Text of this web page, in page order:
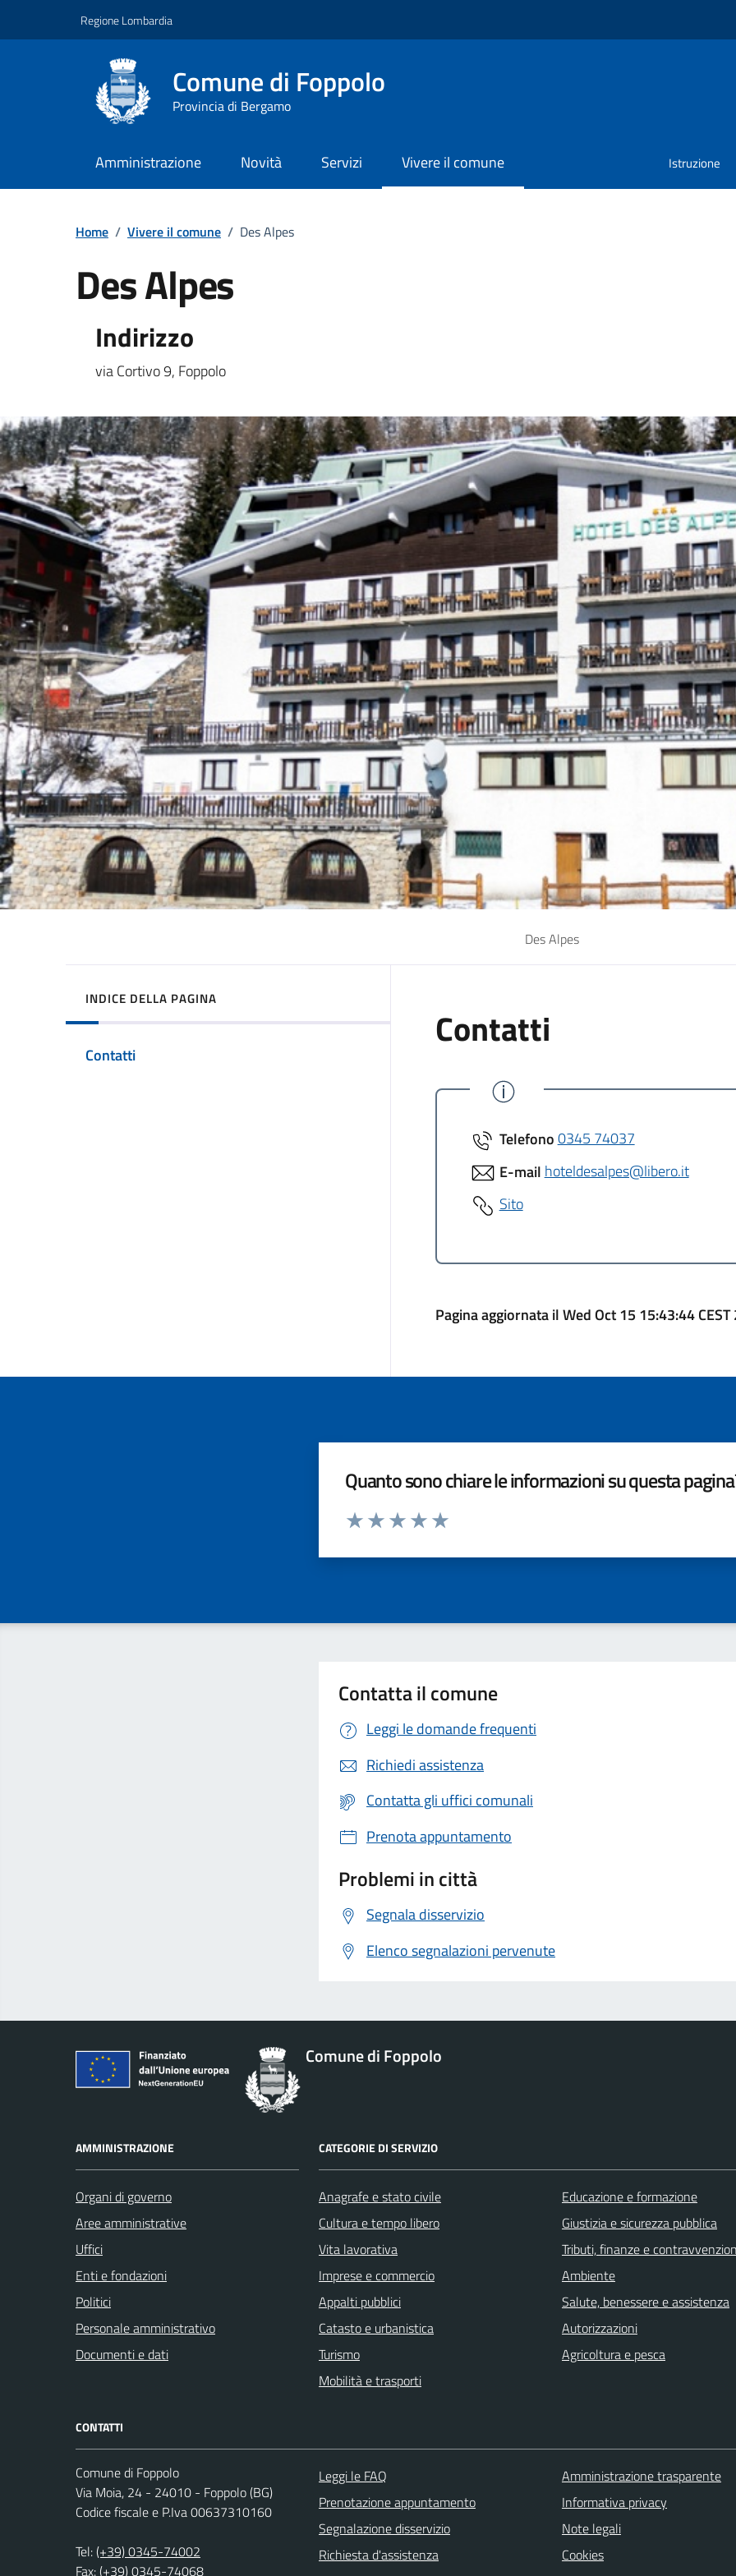
Regione Lombardia
Comune di Foppolo
Provincia di Bergamo
Amministrazione Novità Servizi Vivere il comune Istruzione
Dettagli dell'ufficio
Home / Vivere il comune / Des Alpes
Des Alpes
Indirizzo
via Cortivo 9, Foppolo
Des Alpes
INDICE DELLA PAGINA
Contatti
Contatti
Telefono0345 74037
E-mailhoteldesalpes@libero.it
Sito
Pagina aggiornata il Wed Oct 15 15:43:44
Quanto sono chiare le informazioni su questa
Valuta da 1 a 5 stelle la pagina
Contatta il comune
Leggi le domande frequenti
Richiedi assistenza
Contatta gli uffici comunali
Prenota appuntamento
Problemi in città
Segnala disservizio
Elenco segnalazioni pervenute
Comune di Foppolo
AMMINISTRAZIONE
Organi di governo
Aree amministrative
Uffici
Enti e fondazioni
Politici
Personale amministrativo
Documenti e dati
CATEGORIE DI SERVIZIO
Anagrafe e stato civile
Cultura e tempo libero
Vita lavorativa
Imprese e commercio
Appalti pubblici
Catasto e urbanistica
Turismo
Mobilità e trasporti
Educazione e formazione
Giustizia e sicurezza pubblica
Tributi, finanze e
Ambiente
Salute, benessere e assistenza
Autorizzazioni
Agricoltura e pesca
CONTATTI
Comune di Foppolo
Via Moia, 24 - 24010 - Foppolo (BG)
Codice fiscale e P.Iva 00637310160
Tel:(+39) 0345-74002
Fax: (+39) 0345-74068
Leggi le FAQ
Prenotazione appuntamento
Segnalazione disservizio
Richiesta d'assistenza
Amministrazione trasparente
Informativa privacy
Note legali
Cookies